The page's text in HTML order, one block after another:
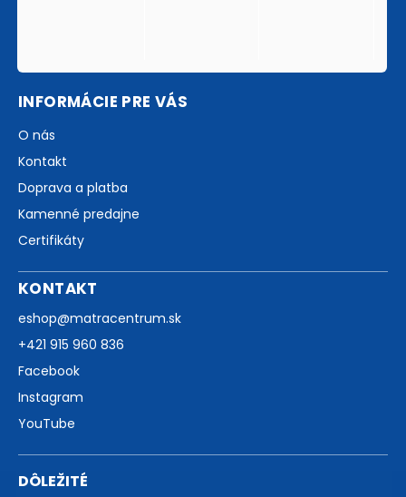
INFORMÁCIE PRE VÁS
O nás
Kontakt
Doprava a platba
Kamenné predajne
Certifikáty
KONTAKT
eshop@matracentrum.sk
+421 915 960 836
Facebook
Instagram
YouTube
DÔLEŽITÉ